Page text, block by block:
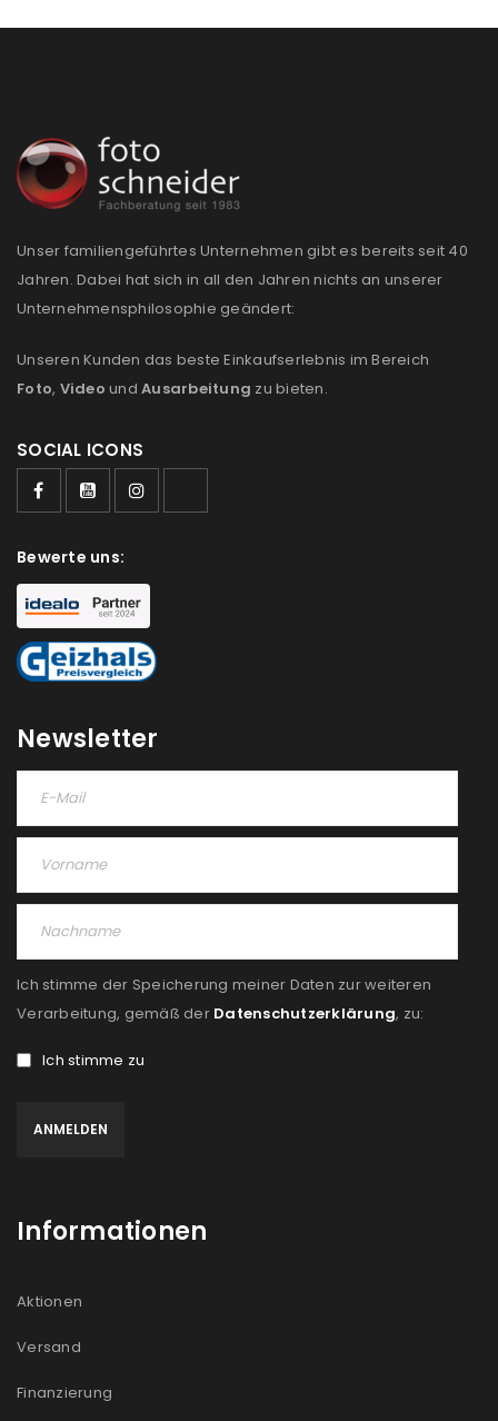
us
Ich stimme zu
Ja, ich möchte ein Kundenkonto eröffnen und
akzeptiere dieDatenschutzerklärung. *
Unser familiengeführtes Unternehmen gibt es bereits seit 40
Jahren. Dabei hat sich in all den Jahren nichts an unserer
Unternehmensphilosophie geändert:
Unseren Kunden das beste Einkaufserlebnis im Bereich
Foto, Video und Ausarbeitung zu bieten.
SOCIAL ICONS
Bewerte uns:
Newsletter
Ich stimme der Speicherung meiner Daten zur weiteren
Verarbeitung, gemäß der Datenschutzerklärung, zu:
Ich stimme zu
Informationen
Aktionen
Versand
Finanzierung